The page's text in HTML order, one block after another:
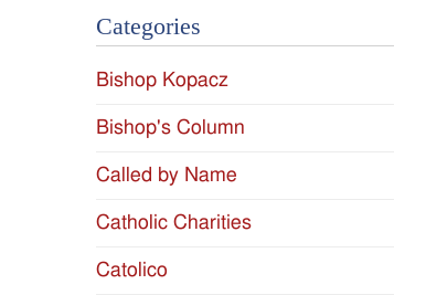
Categories
Bishop Kopacz
Bishop's Column
Called by Name
Catholic Charities
Catolico